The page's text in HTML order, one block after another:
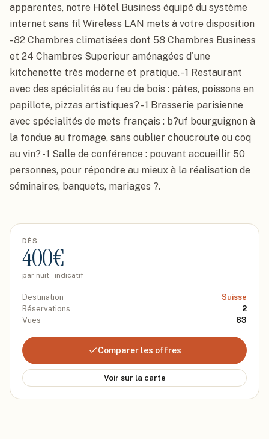
apparentes, notre Hôtel Business équipé du système
internet sans fil Wireless LAN mets à votre disposition
- 82 Chambres climatisées dont 58 Chambres Business
et 24 Chambres Superieur aménagées d´une
kitchenette très moderne et pratique. - 1 Restaurant
avec des spécialités au feu de bois : pâtes, poissons en
papillote, pizzas artistiques? - 1 Brasserie parisienne
avec spécialités de mets français : b?uf bourguignon à
la fondue au fromage, sans oublier choucroute ou coq
au vin? - 1 Salle de conférence : pouvant accueillir 50
personnes, pour répondre au mieux à la réalisation de
séminaires, banquets, mariages ?.
DÈS
400€
par nuit · indicatif
Destination
Suisse
Réservations
2
Vues
63
Comparer les offres
Voir sur la carte